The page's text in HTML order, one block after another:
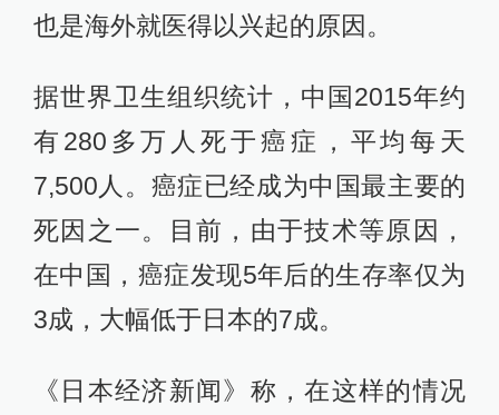
也是海外就医得以兴起的原因。
据世界卫生组织统计，中国2015年约
有280多万人死于癌症，平均每天
7,500人。癌症已经成为中国最主要的
死因之一。目前，由于技术等原因，
在中国，癌症发现5年后的生存率仅为
3成，大幅低于日本的7成。
《日本经济新闻》称，在这样的情况